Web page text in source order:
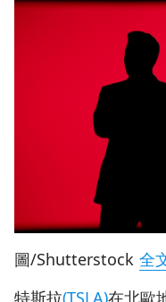
圖/Shutterstock 全
特斯拉(TSLA)在北歐